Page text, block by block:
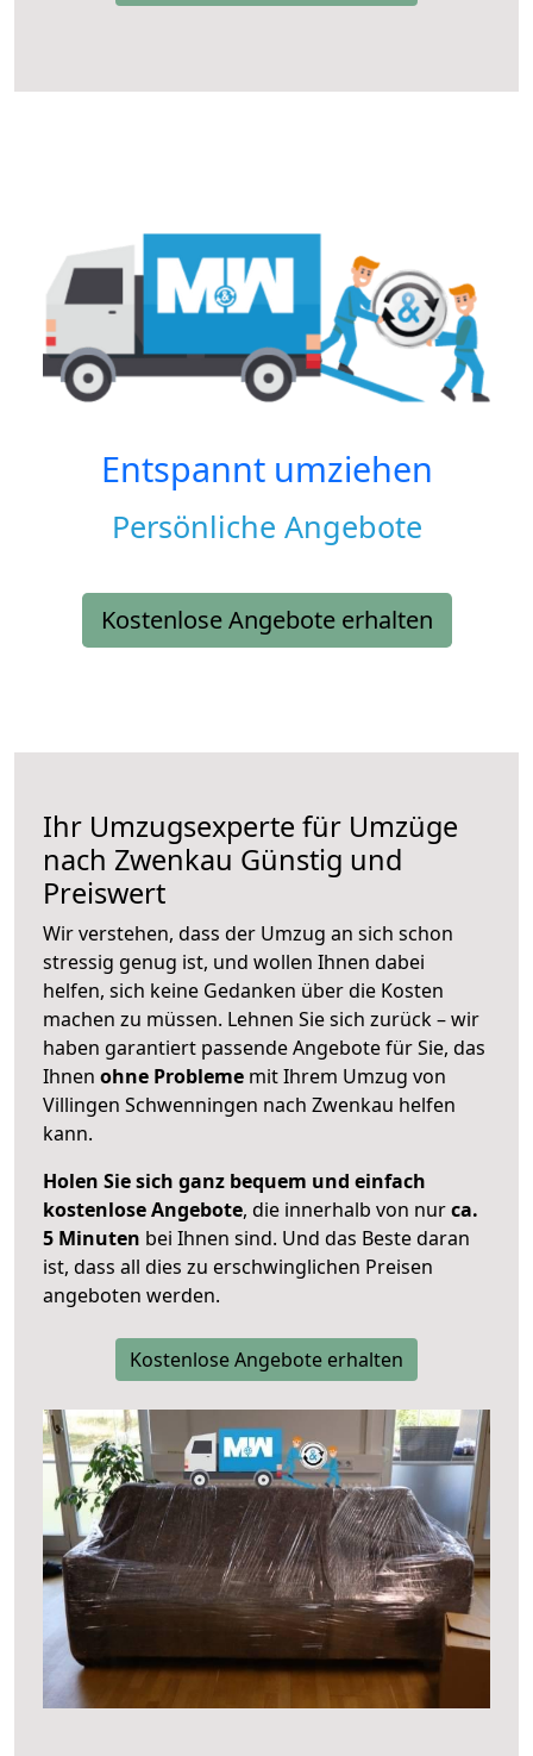
Entspannt umziehen
Persönliche Angebote
Kostenlose Angebote erhalten
Ihr Umzugsexperte für Umzüge
nach Zwenkau Günstig und
Preiswert
Wir verstehen, dass der Umzug an sich schon
stressig genug ist, und wollen Ihnen dabei
helfen, sich keine Gedanken über die Kosten
machen zu müssen. Lehnen Sie sich zurück – wir
haben garantiert passende Angebote für Sie, das
Ihnen ohne Probleme mit Ihrem Umzug von
Villingen Schwenningen nach Zwenkau helfen
kann.
Holen Sie sich ganz bequem und einfach
kostenlose Angebote, die innerhalb von nurca.
5 Minuten bei Ihnen sind. Und das Beste daran
ist, dass all dies zu erschwinglichen Preisen
angeboten werden.
Kostenlose Angebote erhalten